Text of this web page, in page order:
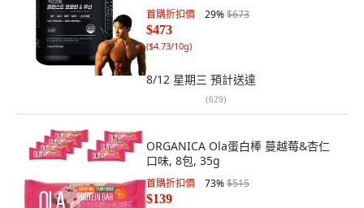
首購折扣價 29%$673
$473
($4.73/10g)
8/12 星期三 預計送達
(629)
ORGANICA Ola蛋白棒 蔓越莓&杏仁
口味, 8包, 35g
首購折扣價 73%$515
$139